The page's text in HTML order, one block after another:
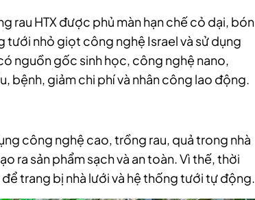
rau HTX được phủ màn hạn chế cỏ dại, bón
tưới nhỏ giọt công nghệ Israel và sử dụng
nguồn gốc sinh học, công nghệ nano,
bệnh, giảm chi phí và nhân công lao động.
công nghệ cao, trồng rau, quả trong nhà
ra sản phẩm sạch và an toàn. Vì thế, thời
trang bị nhà lưới và hệ thống tưới tự động.